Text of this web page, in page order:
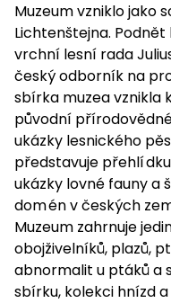
Muzeum vzniklo jako
Lichtenštejna. Podnět
vrchní lesní rada
český odborník na
sbírka muzea vznikla
původní
ukázky lesnického
představuje přehlí
ukázky lovné fauny a
domén v českých
Muzeum zahrnuje
obojživelníků, plazů,
abnormalit u ptáků a
sbírku, kolekci hnízd